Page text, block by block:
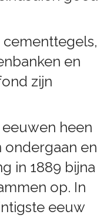
en
zijn
heen
en
in 1889 bijna
op. In
eeuw